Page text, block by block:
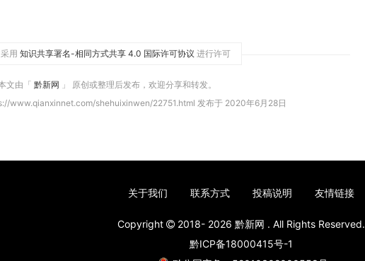
用 知识共享署名-相同方式共享 4.0 国际许可协议 进行许可
文由「 黔新网 」 原创或整理后发布，欢迎分享和转发。
www.qianxinnet.com/shehuixinwen/22751.html 发布于 2020年6月28日
关于我们 联系方式 投稿说明 友情链接
Copyright 2018- 2026 黔新网 . All Rights Reserved.
黔ICP备18000415号-1